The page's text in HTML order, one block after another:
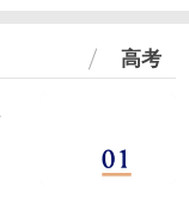
高考